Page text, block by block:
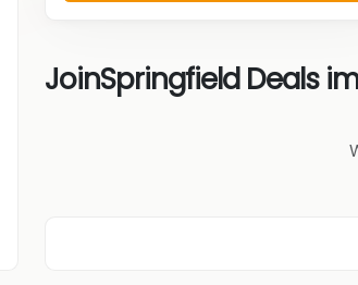
JoinSpringfield Deals